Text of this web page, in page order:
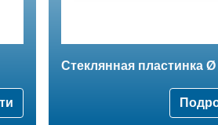
Стеклянная пластинка